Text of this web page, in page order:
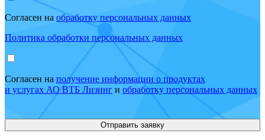
Согласен на обработку персональных данных
Политика обработки персональных данных
Согласен на получение информации о продуктах
и услугах АО ВТБ Лизинг и обработку персональных данных